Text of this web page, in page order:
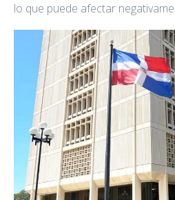
lo que puede afectar